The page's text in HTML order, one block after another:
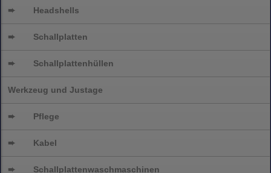
➨ Headshells
➨ Schallplatten
➨ Schallplattenhüllen
Werkzeug und Justage
➨ Pflege
➨ Kabel
➨ Schallplattenwaschmaschinen